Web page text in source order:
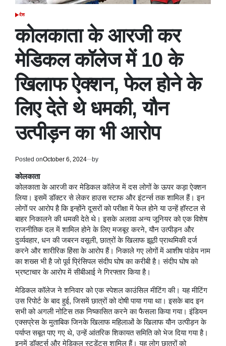
POSTED
देश
कोलकाता के आरजी कर
मेडिकल कॉलेज में 10 के
खिलाफ ऐक्शन, फेल होने के
लिए देते थे धमकी, यौन
उत्पीड़न का भी आरोप
Posted onOctober 6, 2024 by
कोलकाता
कोलकाता के आरजी कर मेडिकल कॉलेज में दस लोगों के ऊपर कड़ा ऐक्शन
लिया। इसमें डॉक्टर से लेकर हाउस स्टाफ और इंटर्न्स तक शामिल हैं। इन
लोगों पर आरोप है कि इन्होंने दूसरों को परीक्षा में फेल होने या उन्हें हॉस्टल से
बाहर निकालने की धमकी देते थे। इसके अलावा अन्य जूनियर को एक विशेष
राजनीतिक दल में शामिल होने के लिए मजबूर करने, यौन उत्पीड़न और
दुर्व्यवहार, धन की जबरन वसूली, छात्रों के खिलाफ झूठी प्राथमिकी दर्ज
करने और शारीरिक हिंसा के आरोप हैं। निकाले गए लोगों में आशीष पांडेय नाम
का शख्स भी है जो पूर्व प्रिंसिपल संदीप घोष का करीबी है। संदीप घोष को
भ्रष्टाचार के आरोप में सीबीआई ने गिरफ्तार किया है।
मेडिकल कॉलेज ने शनिवार को एक स्पेशल काउंसिल मीटिंग की। यह मीटिंग
उस रिपोर्ट के बाद हुई, जिसमें छात्रों को दोषी पाया गया था। इसके बाद इन
सभी को अगली नोटिस तक निष्कासित करने का फैसला किया गया। इंडियन
एक्सप्रेस के मुताबिक जिनके खिलाफ महिलाओं के खिलाफ यौन उत्पीड़न के
पर्याप्त सबूत पाए गए थे, उन्हें आंतरिक शिकायत समिति को भेज दिया गया है।
इनमें डॉक्टर्स और मेडिकल स्टूडेंट्स शामिल हैं। यह लोग छात्रों को